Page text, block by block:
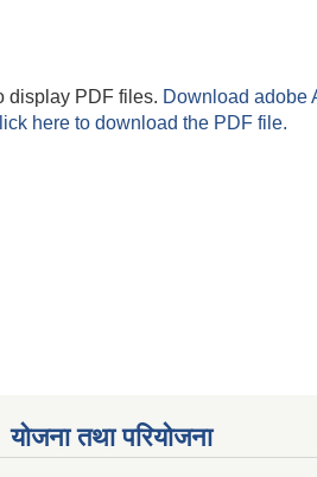
display PDF files. Download adobe
here to download the PDF file.
योजना तथा परियोजना